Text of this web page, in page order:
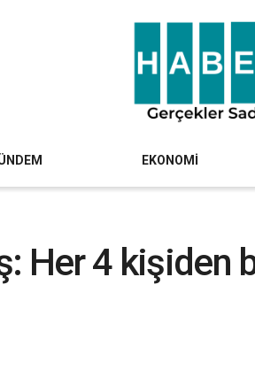
EKONOMİ
Her 4 kişiden